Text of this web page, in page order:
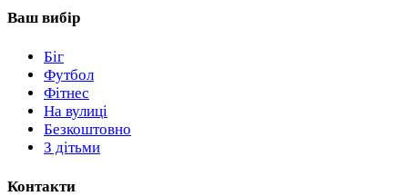
Ваш вибір
Біг
Футбол
Фітнес
На вулиці
Безкоштовно
З дітьми
Контакти